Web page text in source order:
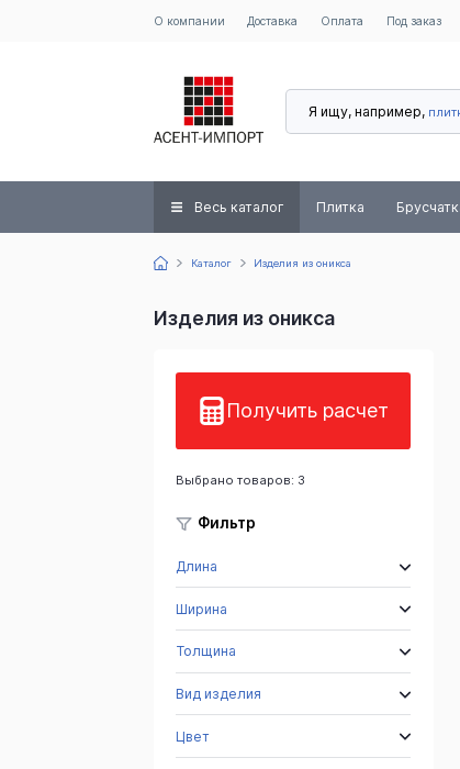
О компании Доставка Оплата Под заказ
Я ищу, например,
Весь каталог Плитка
Каталог Изделия из оникса
Изделия из оникса
Получить расчет
Выбрано товаров: 3
Фильтр
Длина
Ширина
Толщина
Вид изделия
Цвет